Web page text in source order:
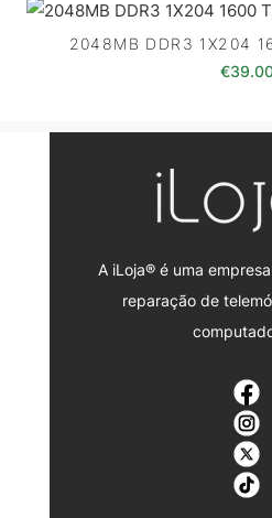
2048MB DDR3 1X204
€
A iLoja® é uma
reparação de